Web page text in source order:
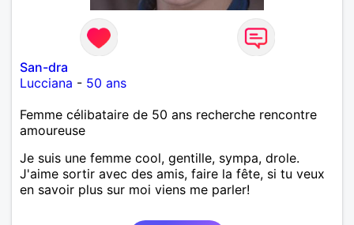
San-dra
Lucciana - 50 ans
Femme célibataire de 50 ans recherche rencontre
amoureuse
Je suis une femme cool, gentille, sympa, drole.
J'aime sortir avec des amis, faire la fête, si tu veux
en savoir plus sur moi viens me parler!